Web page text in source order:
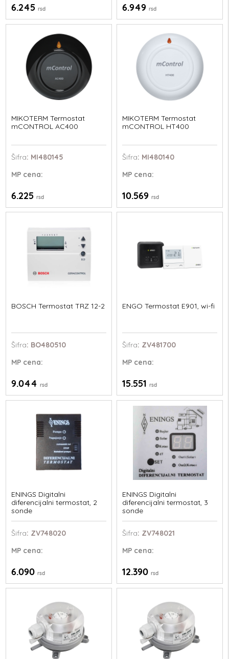
6.245rsd 6.949 rsd
MIKOTERM Termostat
mCONTROL AC400
Šifra: MI480145
MP cena:
6.225rsd
MIKOTERM Termostat
mCONTROL HT400
Šifra: MI480140
MPcena:
10.569 rsd
BOSCH Termostat TRZ 12-2
Šifra: BO480510
MP cena:
9.044rsd
ENGO Termostat E901, wi-fi
Šifra: ZV481700
MPcena:
15.551 rsd
ENINGS Digitalni
diferencijalni termostat, 2
sonde
Šifra: ZV748020
MP cena:
6.090rsd
ENINGS Digitalni
diferencijalni termostat, 3
sonde
Šifra: ZV748021
MPcena:
12.390 rsd